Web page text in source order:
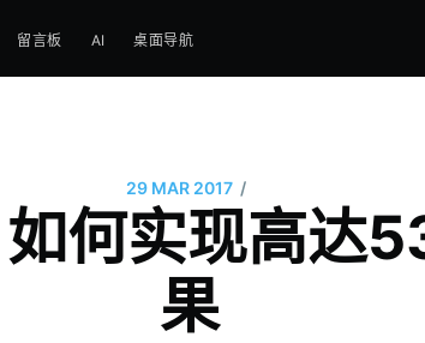
留言板 AI 桌面导航
29 MAR 2017 /
何实现高达
果